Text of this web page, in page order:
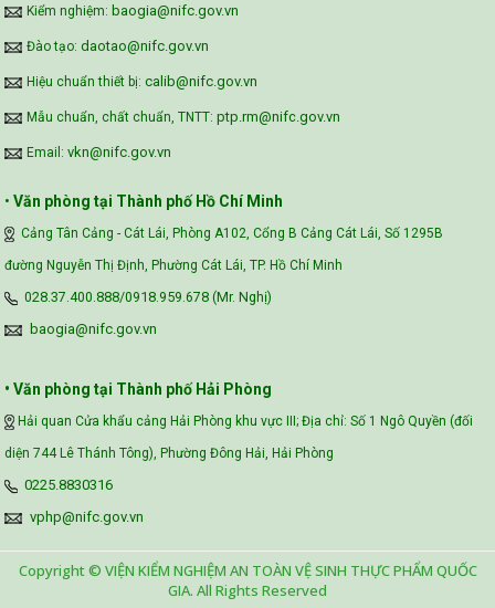
Kiểm nghiệm: baogia@nifc.gov.vn
Đào tạo: daotao@nifc.gov.vn
Hiệu chuẩn thiết bị: calib@nifc.gov.vn
Mẫu chuẩn, chất chuẩn, TNTT: ptp.rm@nifc.gov.vn
Email: vkn@nifc.gov.vn
• Văn phòng tại Thành phố Hồ Chí Minh
Cảng Tân Cảng - Cát Lái, Phòng A102, Cổng B Cảng Cát Lái, Số 1295B
đường Nguyễn Thị Định, Phường Cát Lái, TP. Hồ Chí Minh
028.37.400.888/0918.959.678 (Mr. Nghị)
baogia@nifc.gov.vn
• Văn phòng tại Thành phố Hải Phòng
Hải quan Cửa khẩu cảng Hải Phòng khu vực III; Địa chỉ: Số 1 Ngô Quyền (đối
diện 744 Lê Thánh Tông), Phường Đông Hải, Hải Phòng
0225.8830316
vphp@nifc.gov.vn
Copyright © VIỆN KIỂM NGHIỆM AN TOÀN VỆ SINH THỰC PHẨM QUỐC
GIA. All Rights Reserved